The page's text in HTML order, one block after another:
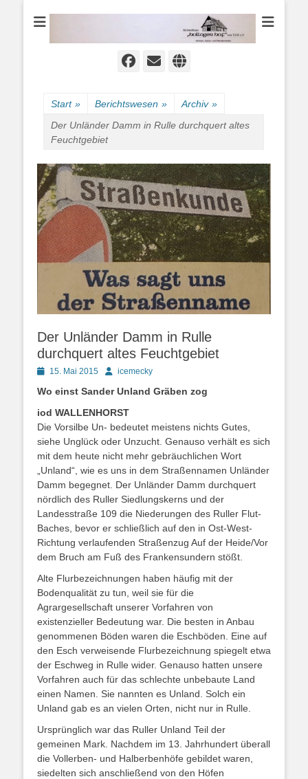
Heimathaus
Hollager Hof v.
Facebook
E-
Website
Start » Berichtswesen » Archiv »
Der Unländer Damm in Rulle durchquert altes
Feuchtgebiet
Der Unländer Damm in Rulle
durchquert altes Feuchtgebiet
Posted15. Mai 2015 Autoricemecky
Wo einst Sander Unland Gräben zog
iod WALLENHORST
Die Vorsilbe Un- bedeutet meistens nichts Gutes,
siehe Unglück oder Unzucht. Genauso verhält es sich
mit dem heute nicht mehr gebräuchlichen Wort
„Unland“, wie es uns in dem Straßennamen Unländer
Damm begegnet. Der Unländer Damm durchquert
nördlich des Ruller Siedlungskerns und der
Landesstraße 109 die Niederungen des Ruller Flut-
Baches, bevor er schließlich auf den in Ost-West-
Richtung verlaufenden Straßenzug Auf der Heide/Vor
dem Bruch am Fuß des Frankensundern stößt.
Alte Flurbezeichnungen haben häufig mit der
Bodenqualität zu tun, weil sie für die
Agrargesellschaft unserer Vorfahren von
existenzieller Bedeutung war. Die besten in Anbau
genommenen Böden waren die Eschböden. Eine auf
den Esch verweisende Flurbezeichnung spiegelt etwa
der Eschweg in Rulle wider. Genauso hatten unsere
Vorfahren auch für das schlechte unbebaute Land
einen Namen. Sie nannten es Unland. Solch ein
Unland gab es an vielen Orten, nicht nur in Rulle.
Ursprünglich war das Ruller Unland Teil der
gemeinen Mark. Nachdem im 13. Jahrhundert überall
die Vollerben- und Halberbenhöfe gebildet waren,
siedelten sich anschließend von den Höfen